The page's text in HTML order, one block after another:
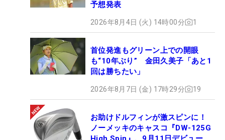
予想発表
2026年8月4日 (火) 14時00分 1
首位発進もグリーン上での開眼
も“10年ぶり” 金田久美子「あと1
回は勝ちたい」
2026年8月7日 (金) 17時29分 19
お助けドルフィンが激スピンに！
ノーメッキのキャスコ『DW-125G